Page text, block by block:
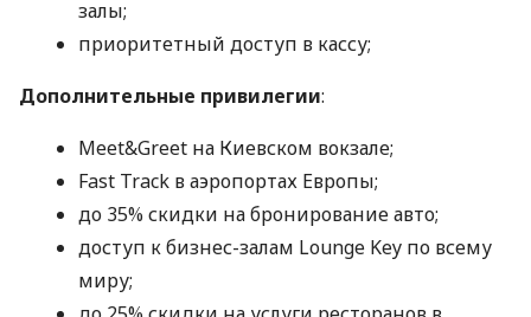
залы;
приоритетный доступ в кассу;
Дополнительные привилегии:
Meet&Greet на Киевском вокзале;
Fast Track в аэропортах Европы;
до 35% скидки на бронирование авто;
доступ к бизнес-залам Lounge Key по всему
миру;